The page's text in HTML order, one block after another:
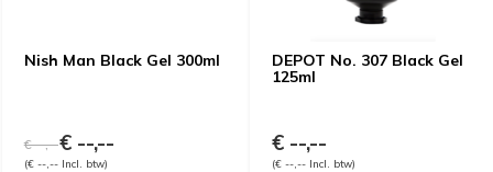
Nish Man Black Gel 300ml
€ --,--€ --,--
(€ --,-- Incl. btw)
DEPOT No. 307 Black Gel
125ml
€ --,--
(€ --,-- Incl. btw)